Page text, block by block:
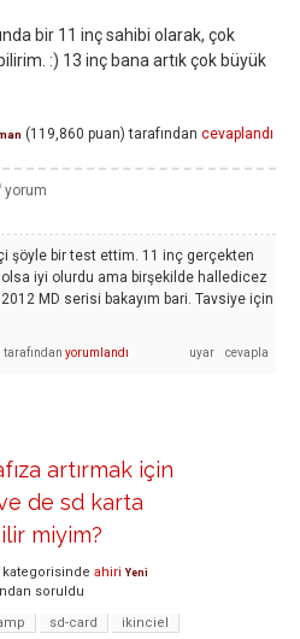
bir 11 inç sahibi olarak, çok
:) 13 inç bana artık çok büyük
(119,860 puan) tarafından cevaplandı
şöyle bir test ettim. 11 inç gerçekten
olsa iyi olurdu ama birşekilde halledicez
MD serisi bakayım bari. Tavsiye için
tarafından yorumlandı
artırmak için
de sd karta
miyim?
kategorisinde ahiri Yeni
soruldu
sd-card ikinciel